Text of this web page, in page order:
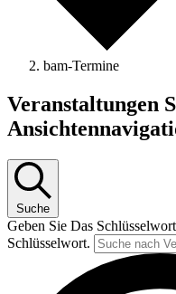
bam-Termine
Veranstaltungen
Veranstaltungen
Suche
Geben Sie Das
Schlüsselwort.